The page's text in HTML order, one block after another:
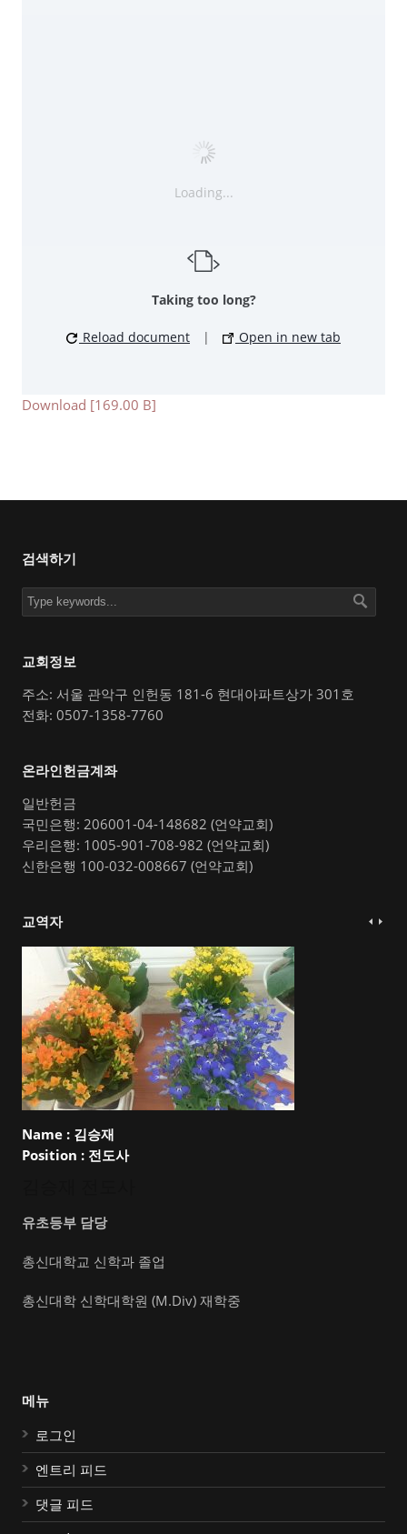
Loading...
Taking too long?
Reload document | Open in new tab
Download [169.00 B]
검색하기
교회정보
주소: 서울 관악구 인헌동 181-6 현대아파트상가 301호
전화: 0507-1358-7760
온라인헌금계좌
일반헌금
국민은행: 206001-04-148682 (언약교회)
우리은행: 1005-901-708-982 (언약교회)
신한은행 100-032-008667 (언약교회)
교역자
Name : 김승재
Position : 전도사
유초등부 담당
총신대학교 신학과 졸업
총신대학 신학대학원 (M.Div) 재학중
메뉴
로그인
엔트리 피드
댓글 피드